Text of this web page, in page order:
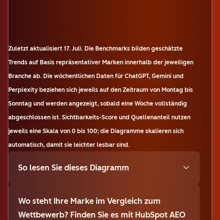
Zuletzt aktualisiert 17. Juli. Die Benchmarks bilden geschätzte
Trends auf Basis repräsentativer Marken innerhalb der jeweiligen
Branche ab. Die wöchentlichen Daten für ChatGPT, Gemini und
Perplexity beziehen sich jeweils auf den Zeitraum von Montag bis
Sonntag und werden angezeigt, sobald eine Woche vollständig
abgeschlossen ist. Sichtbarkeits-Score und Quellenanteil nutzen
jeweils eine Skala von 0 bis 100; die Diagramme skalieren sich
automatisch, damit sie leichter lesbar sind.
So lesen Sie dieses Diagramm
Wo steht Ihre Marke im Vergleich zum
Wettbewerb? Finden Sie es mit HubSpot AEO